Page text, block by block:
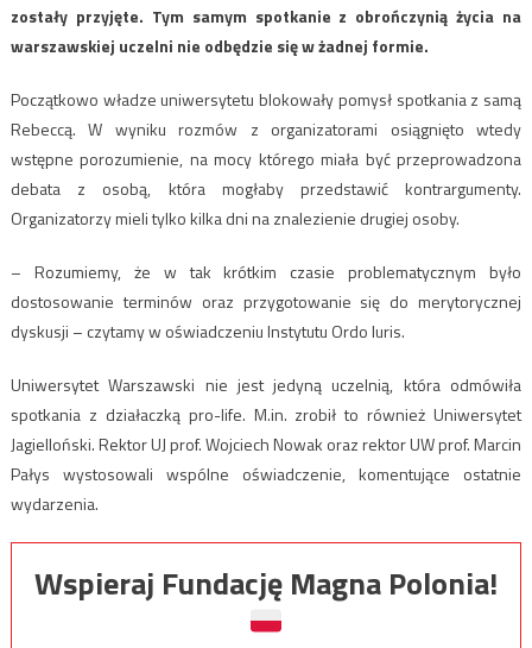
zostały przyjęte. Tym samym spotkanie z obrończynią życia na
warszawskiej uczelni nie odbędzie się w żadnej formie.
Początkowo władze uniwersytetu blokowały pomysł spotkania z samą
Rebeccą. W wyniku rozmów z organizatorami osiągnięto wtedy
wstępne porozumienie, na mocy którego miała być przeprowadzona
debata z osobą, która mogłaby przedstawić kontrargumenty.
Organizatorzy mieli tylko kilka dni na znalezienie drugiej osoby.
– Rozumiemy, że w tak krótkim czasie problematycznym było
dostosowanie terminów oraz przygotowanie się do merytorycznej
dyskusji – czytamy w oświadczeniu Instytutu Ordo Iuris.
Uniwersytet Warszawski nie jest jedyną uczelnią, która odmówiła
spotkania z działaczką pro-life. M.in. zrobił to również Uniwersytet
Jagielloński. Rektor UJ prof. Wojciech Nowak oraz rektor UW prof. Marcin
Pałys wystosowali wspólne oświadczenie, komentujące ostatnie
wydarzenia.
Wspieraj Fundację Magna Polonia!